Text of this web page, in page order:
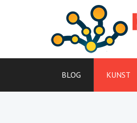
BLOG KUNST